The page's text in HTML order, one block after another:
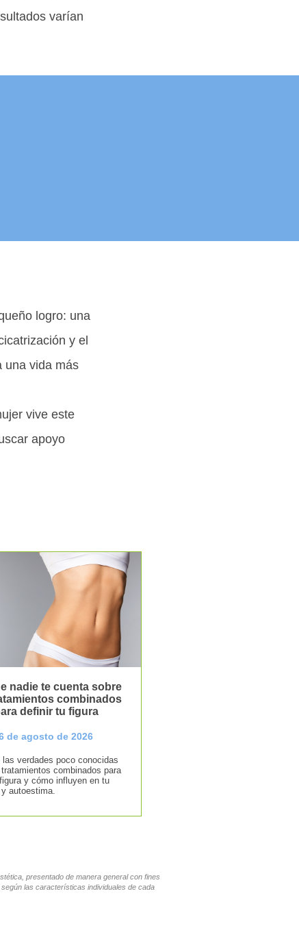
varían
logro: una
y el
una vida más
vive este
apoyo
nadie te cuenta sobre
combinados
definir tu figura
de agosto de 2026
las verdades poco conocidas
combinados para
y cómo influyen en tu
y autoestima.
presentado de manera general con fines
las características individuales de cada